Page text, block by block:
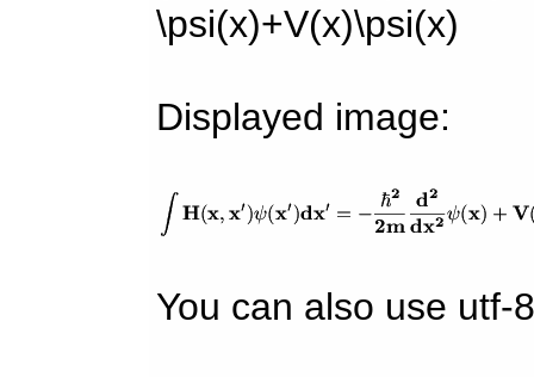
\psi(x)+V(x)\psi(x)
Displayed image:
You can also use utf-